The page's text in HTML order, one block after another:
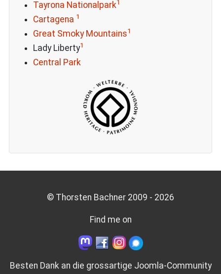
Tayrona Nationalpark1
Cartagena 1
Great Smoky Mountains1
Lady Liberty1
Central Park
© Thorsten Bachner 2009 - 2026
Find me on
Besten Dank an die grossartige Joomla-Community